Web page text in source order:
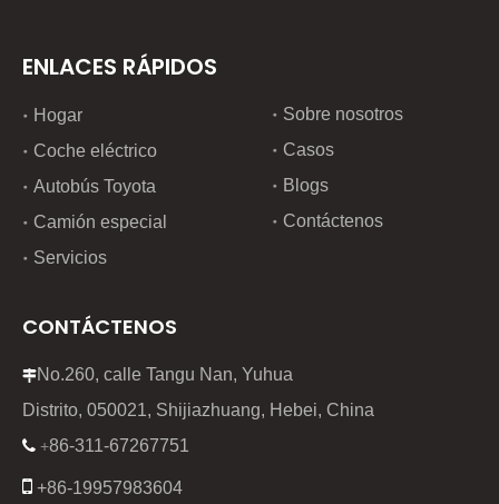
ENLACES RÁPIDOS
Hogar
Coche eléctrico
Autobús Toyota
Camión especial
Servicios
Sobre nosotros
Casos
Blogs
Contáctenos
CONTÁCTENOS
No.260, calle Tangu Nan, Yuhua
Distrito, 050021, Shijiazhuang, Hebei, China
 +86-311-67267751
 +86-19957983604